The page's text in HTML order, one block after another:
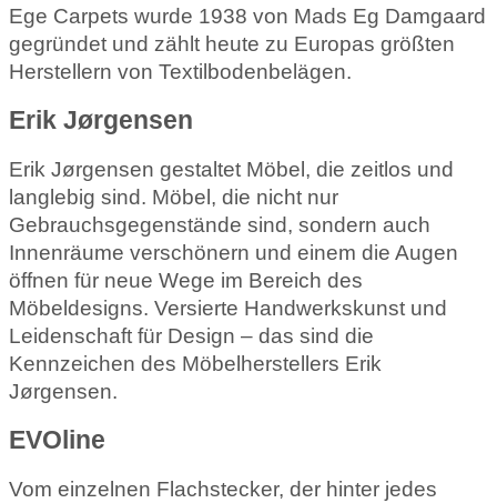
Ege Carpets wurde 1938 von Mads Eg Damgaard
gegründet und zählt heute zu Europas größten
Herstellern von Textilbodenbelägen.
Erik Jørgensen
Erik Jørgensen gestaltet Möbel, die zeitlos und
langlebig sind. Möbel, die nicht nur
Gebrauchsgegenstände sind, sondern auch
Innenräume verschönern und einem die Augen
öffnen für neue Wege im Bereich des
Möbeldesigns. Versierte Handwerkskunst und
Leidenschaft für Design – das sind die
Kennzeichen des Möbelherstellers Erik
Jørgensen.
EVOline
Vom einzelnen Flachstecker, der hinter jedes